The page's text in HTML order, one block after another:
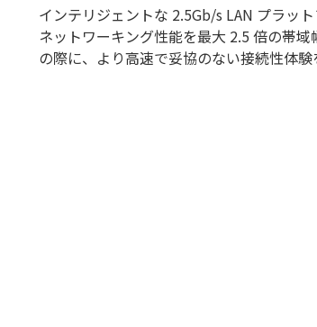
インテリジェントな 2.5Gb/s LAN プラッ
ネットワーキング性能を最大 2.5 倍の帯
の際に、より高速で妥協のない接続性体験